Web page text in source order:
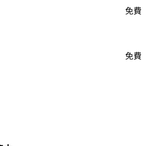
免費
免費